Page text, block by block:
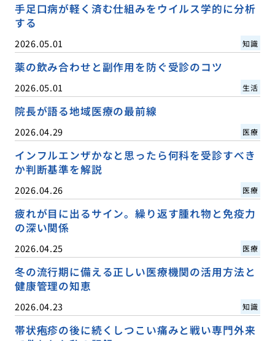
手足口病が軽く済む仕組みをウイルス学的に分析
する
2026.05.01 知識
薬の飲み合わせと副作用を防ぐ受診のコツ
2026.05.01 生活
院長が語る地域医療の最前線
2026.04.29 医療
インフルエンザかなと思ったら何科を受診すべき
か判断基準を解説
2026.04.26 医療
疲れが目に出るサイン。繰り返す腫れ物と免疫力
の深い関係
2026.04.25 医療
冬の流行期に備える正しい医療機関の活用方法と
健康管理の知恵
2026.04.23 知識
帯状疱疹の後に続くしつこい痛みと戦い専門外来